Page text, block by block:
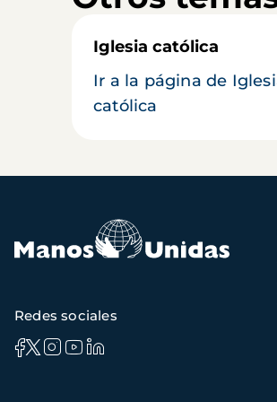
Iglesia católica
Ir a la página de
católica
Redes sociales